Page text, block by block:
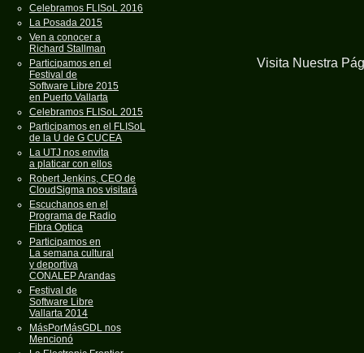
Celebramos FLISoL 2016
La Posada 2015
Ven a conocer a
Richard Stallman
Participamos en el
Festival de
Software Libre 2015
en Puerto Vallarta
Celebramos FLISoL 2015
Participamos en el FLISoL
de la U de G CUCEA
La UTJ nos envita
a platicar con ellos
Robert Jenkins, CEO de
CloudSigma nos visitará
Escuchanos en el
Programa de Radio
Fibra Optica
Participamos en
La semana cultural
y deportiva
CONALEP Arandas
Festival de
Software Libre
Vallarta 2014
MásPorMásGDL nos
Mencionó
Visita Nuestra